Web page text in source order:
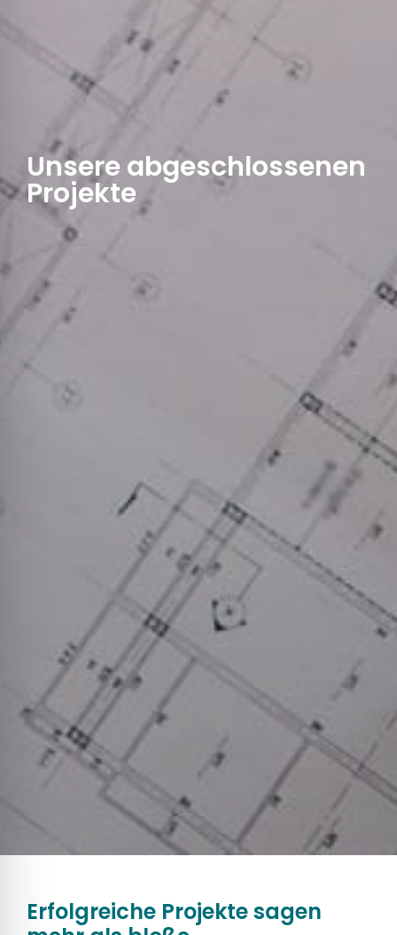
Unsere abgeschlossenen
Projekte
Erfolgreiche Projekte sagen